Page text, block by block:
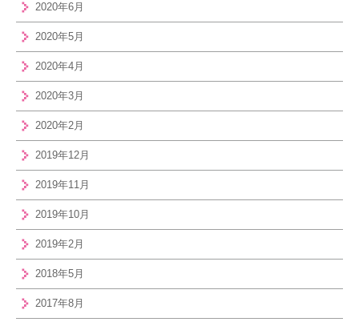
2020年6月
2020年5月
2020年4月
2020年3月
2020年2月
2019年12月
2019年11月
2019年10月
2019年2月
2018年5月
2017年8月